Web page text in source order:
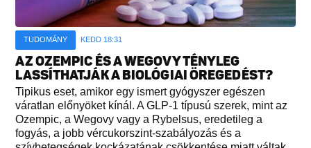
TUDOMÁNY KEDD 18:31
AZ OZEMPIC ÉS A WEGOVY TÉNYLEG
LASSÍTHATJÁK A BIOLÓGIAI ÖREGEDÉST?
Tipikus eset, amikor egy ismert gyógyszer egészen
váratlan előnyöket kínál. A GLP-1 típusú szerek, mint az
Ozempic, a Wegovy vagy a Rybelsus, eredetileg a
fogyás, a jobb vércukorszint-szabályozás és a